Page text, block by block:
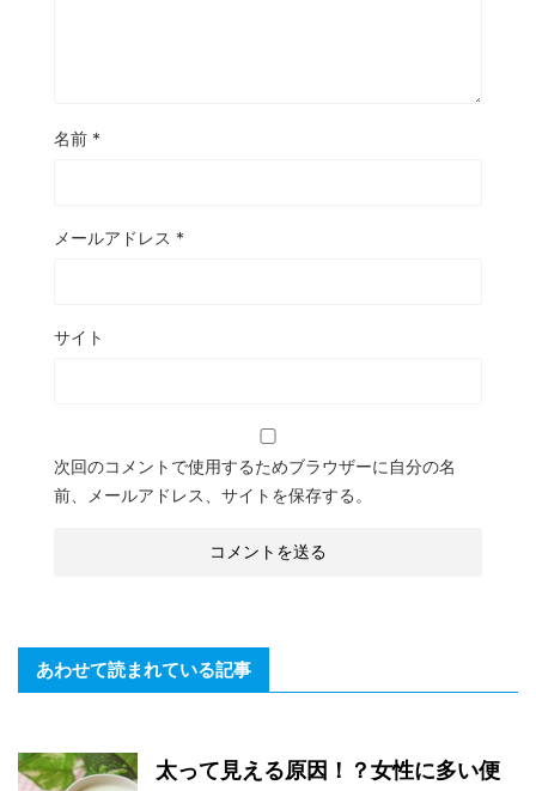
名前 *
メールアドレス *
サイト
次回のコメントで使用するためブラウザーに自分の名
前、メールアドレス、サイトを保存する。
あわせて読まれている記事
太って見える原因！？女性に多い便